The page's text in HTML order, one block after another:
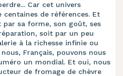
Car cet univers
centaines de références. Et
par sa forme, son goût, ses
soit par un peu
à la richesse infinie ou
Français, pouvons nous
un mondial. Et oui, nous
de fromage de chèvre